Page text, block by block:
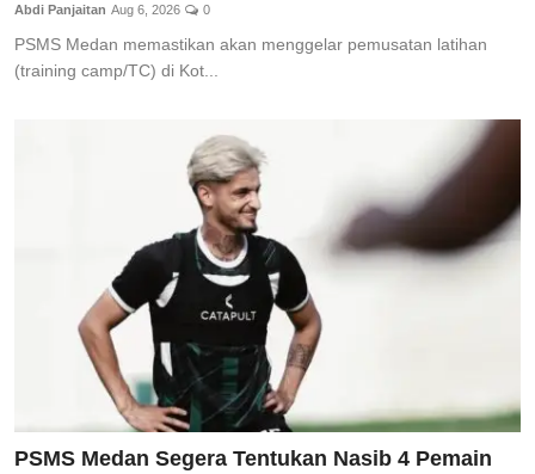
Abdi Panjaitan Aug 6, 2026 0
PSMS Medan memastikan akan menggelar pemusatan latihan
(training camp/TC) di Kot...
PSMS Medan Segera Tentukan Nasib 4 Pemain